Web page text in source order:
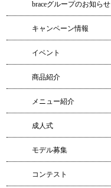
braceグループのお知らせ
キャンペーン情報
イベント
商品紹介
メニュー紹介
成人式
モデル募集
コンテスト